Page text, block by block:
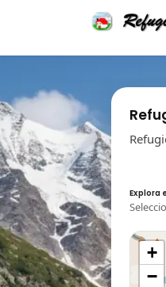
Explora
+
−